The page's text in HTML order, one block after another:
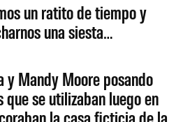
un ratito de tiempo y
una siesta…
y Mandy Moore posando
se utilizaban luego en
la casa ficticia de la